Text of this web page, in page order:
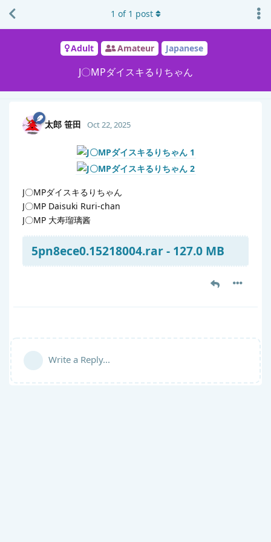
Adult Amateur Japanese
J〇MPダイスキるりちゃん
1 of 1 post
太郎 笹田 Oct 22, 2025
J〇MPダイスキるりちゃん
J〇MP Daisuki Ruri-chan
J〇MP 大寿瑠璃酱
5pn8ece0.15218004.rar - 127.0 MB
Write a Reply...